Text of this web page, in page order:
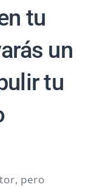
tu
un
tu
pero